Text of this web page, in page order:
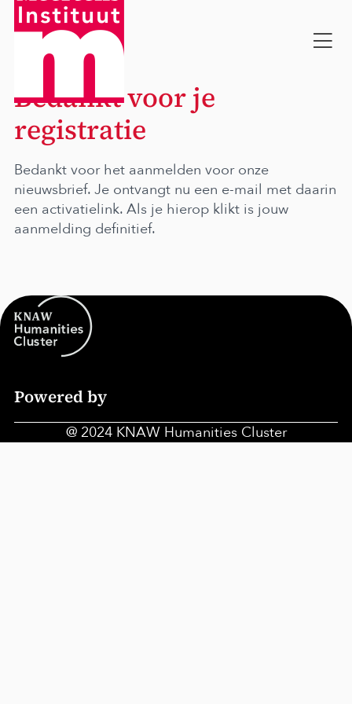
Bedankt voor je
registratie
Bedankt voor het aanmelden voor onze
nieuwsbrief. Je ontvangt nu een e-mail met daarin
een activatielink. Als je hierop klikt is jouw
aanmelding definitief.
Footer
Powered by
@ 2024 KNAW Humanities Cluster